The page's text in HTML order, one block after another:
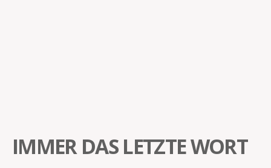
IMMER DAS LETZTE WORT